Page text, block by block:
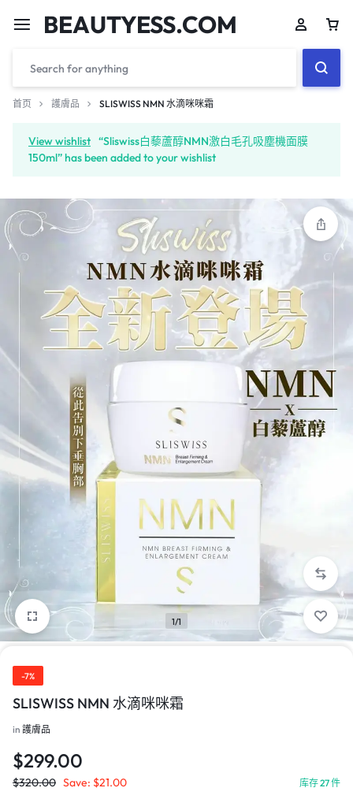
BEAUTYESS.COM
首页 護膚品 SLISWISS NMN 水滴咪咪霜
View wishlist “Sliswiss白藜蘆醇NMN激白毛孔吸塵機面膜
150ml” has been added to your wishlist
1/1
-7%
SLISWISS NMN 水滴咪咪霜
in 護膚品
$299.00
$320.00 Save: $21.00 库存 27 件